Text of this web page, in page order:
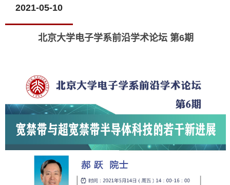
2021-05-10
北京大学电子学系前沿学术论坛 第6期